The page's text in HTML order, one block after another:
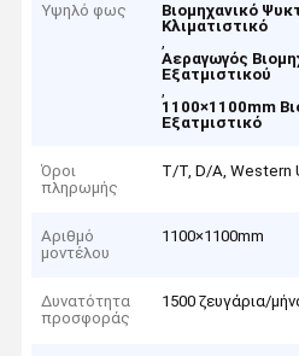
Υψηλό φως
Βιομηχανικό
Κλιματιστικό
,
Αεραγωγός
Εξατμιστικού
,
1100×1100mm
Εξατμιστικό
Όροι
πληρωμής
Τ/Τ, D/A, Western
Αριθμό
μοντέλου
1100×1100mm
Δυνατότητα
προσφοράς
1500 ζευγάρια/